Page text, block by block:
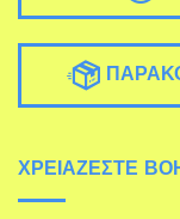
ΧΡΕΙΆΖΕΣΤΕ